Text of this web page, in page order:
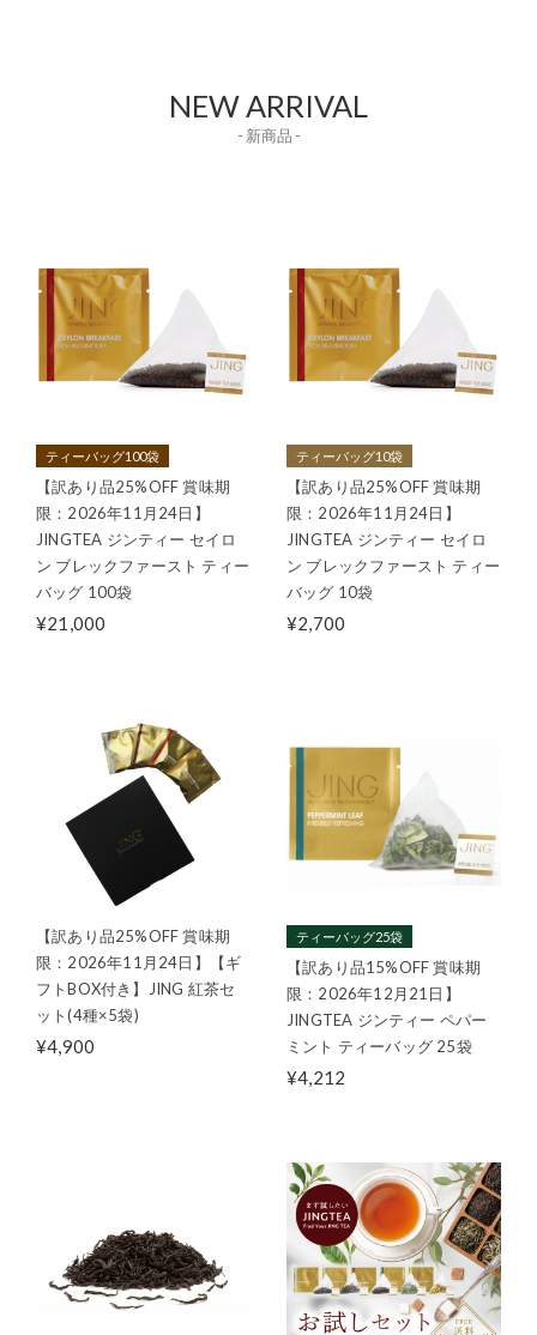
NEW ARRIVAL
- 新商品 -
ティーバッグ100袋
【訳あり品25%OFF 賞味期
限：2026年11月24日】
JINGTEA ジンティー セイロ
ン ブレックファースト ティー
バッグ 100袋
¥21,000
ティーバッグ10袋
【訳あり品25%OFF 賞味期
限：2026年11月24日】
JINGTEA ジンティー セイロ
ン ブレックファースト ティー
バッグ 10袋
¥2,700
【訳あり品25%OFF 賞味期
限：2026年11月24日】【ギ
フトBOX付き】JING 紅茶セ
ット(4種×5袋)
¥4,900
ティーバッグ25袋
【訳あり品15%OFF 賞味期
限：2026年12月21日】
JINGTEA ジンティー ペパー
ミント ティーバッグ 25袋
¥4,212